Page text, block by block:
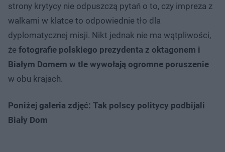
strony krytycy nie odpuszczą pytań o to, czy impreza z
walkami w klatce to odpowiednie tło dla
dyplomatycznej misji. Nikt jednak nie ma wątpliwości,
że fotografie polskiego prezydenta z oktagonem i
Białym Domem w tle wywołają ogromne poruszenie
w obu krajach.
Poniżej galeria zdjęć: Tak polscy politycy podbijali
Biały Dom